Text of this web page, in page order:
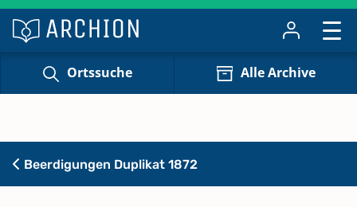
Ortssuche Alle Archive
Beerdigungen Duplikat 1872